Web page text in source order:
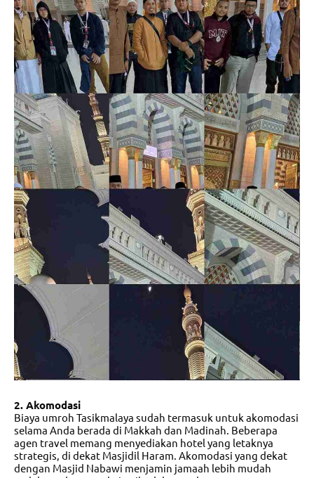
2. Akomodasi
Biaya umroh Tasikmalaya sudah termasuk untuk akomodasi
selama Anda berada di Makkah dan Madinah. Beberapa
agen travel memang menyediakan hotel yang letaknya
strategis, di dekat Masjidil Haram. Akomodasi yang dekat
dengan Masjid Nabawi menjamin jamaah lebih mudah